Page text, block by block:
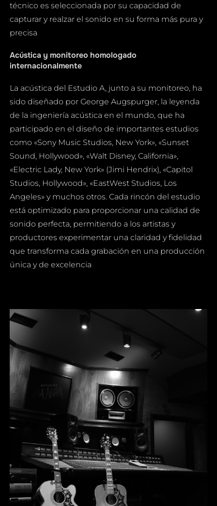
técnico es seleccionada por su capacidad de
capturar y realzar el sonido en su forma más pura y
precisa
Acústica y monitoreo homologado
internacionalmente
La acústica del Estudio A, junto a su monitoreo, ha
sido diseñado por George Augspurger, la leyenda
de la ingeniería acústica en el mundo, que ha
participado en el diseño de importantes estudios
como «Sony Music Studios, New York», «Sunset
Sound, Hollywood», «Walt Disney, California»,
«Electric Lady, New York» (Jimi Hendrix), «Capitol
Studios, Hollywood», «EastWest Studios, Los
Angeles» y muchos otros. Cada rincón del estudio
está optimizado para proporcionar una calidad de
sonido perfecta, permitiendo a los artistas y
productores experimentar una claridad y fidelidad
que transforma cada grabación en una producción
única y de excelencia